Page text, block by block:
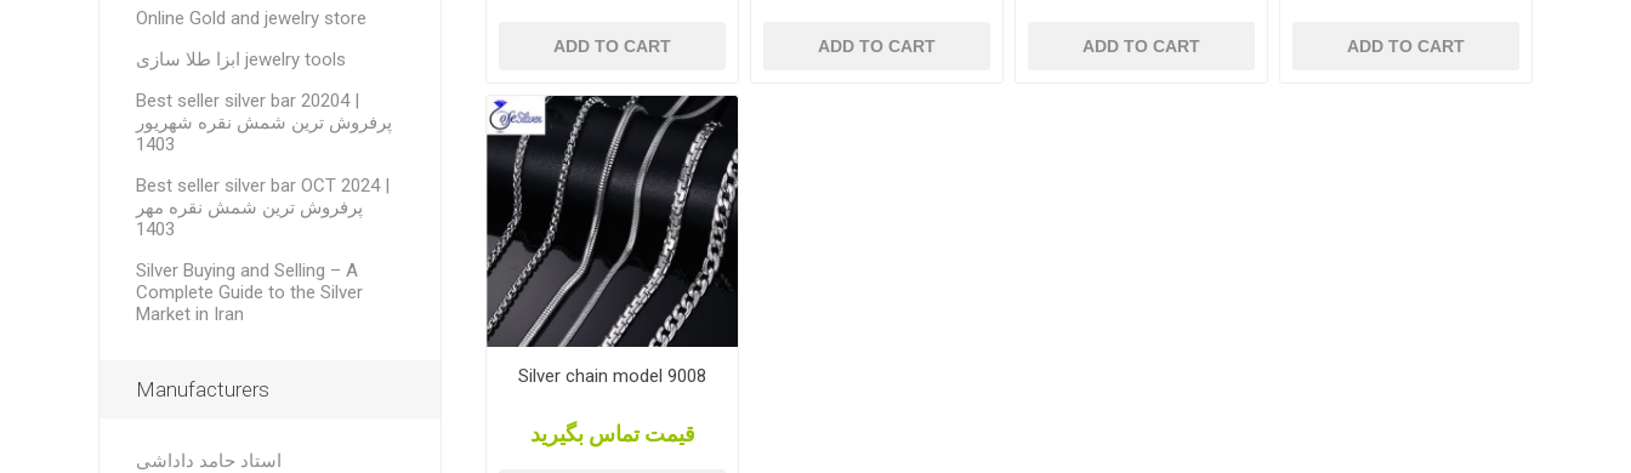
ADD TO CART ADD TO CART ADD TO CART ADD TO CART
Silver chain model 9008
قیمت تماس بگیرید
Online Gold and jewelry store
ابزا طلا سازی jewelry tools
Best seller silver bar 20204 |
پرفروش ترین شمش نقره شهریور
1403
Best seller silver bar OCT 2024 |
پرفروش ترین شمش نقره مهر
1403
Silver Buying and Selling – A
Complete Guide to the Silver
Market in Iran
Manufacturers
استاد حامد داداشی